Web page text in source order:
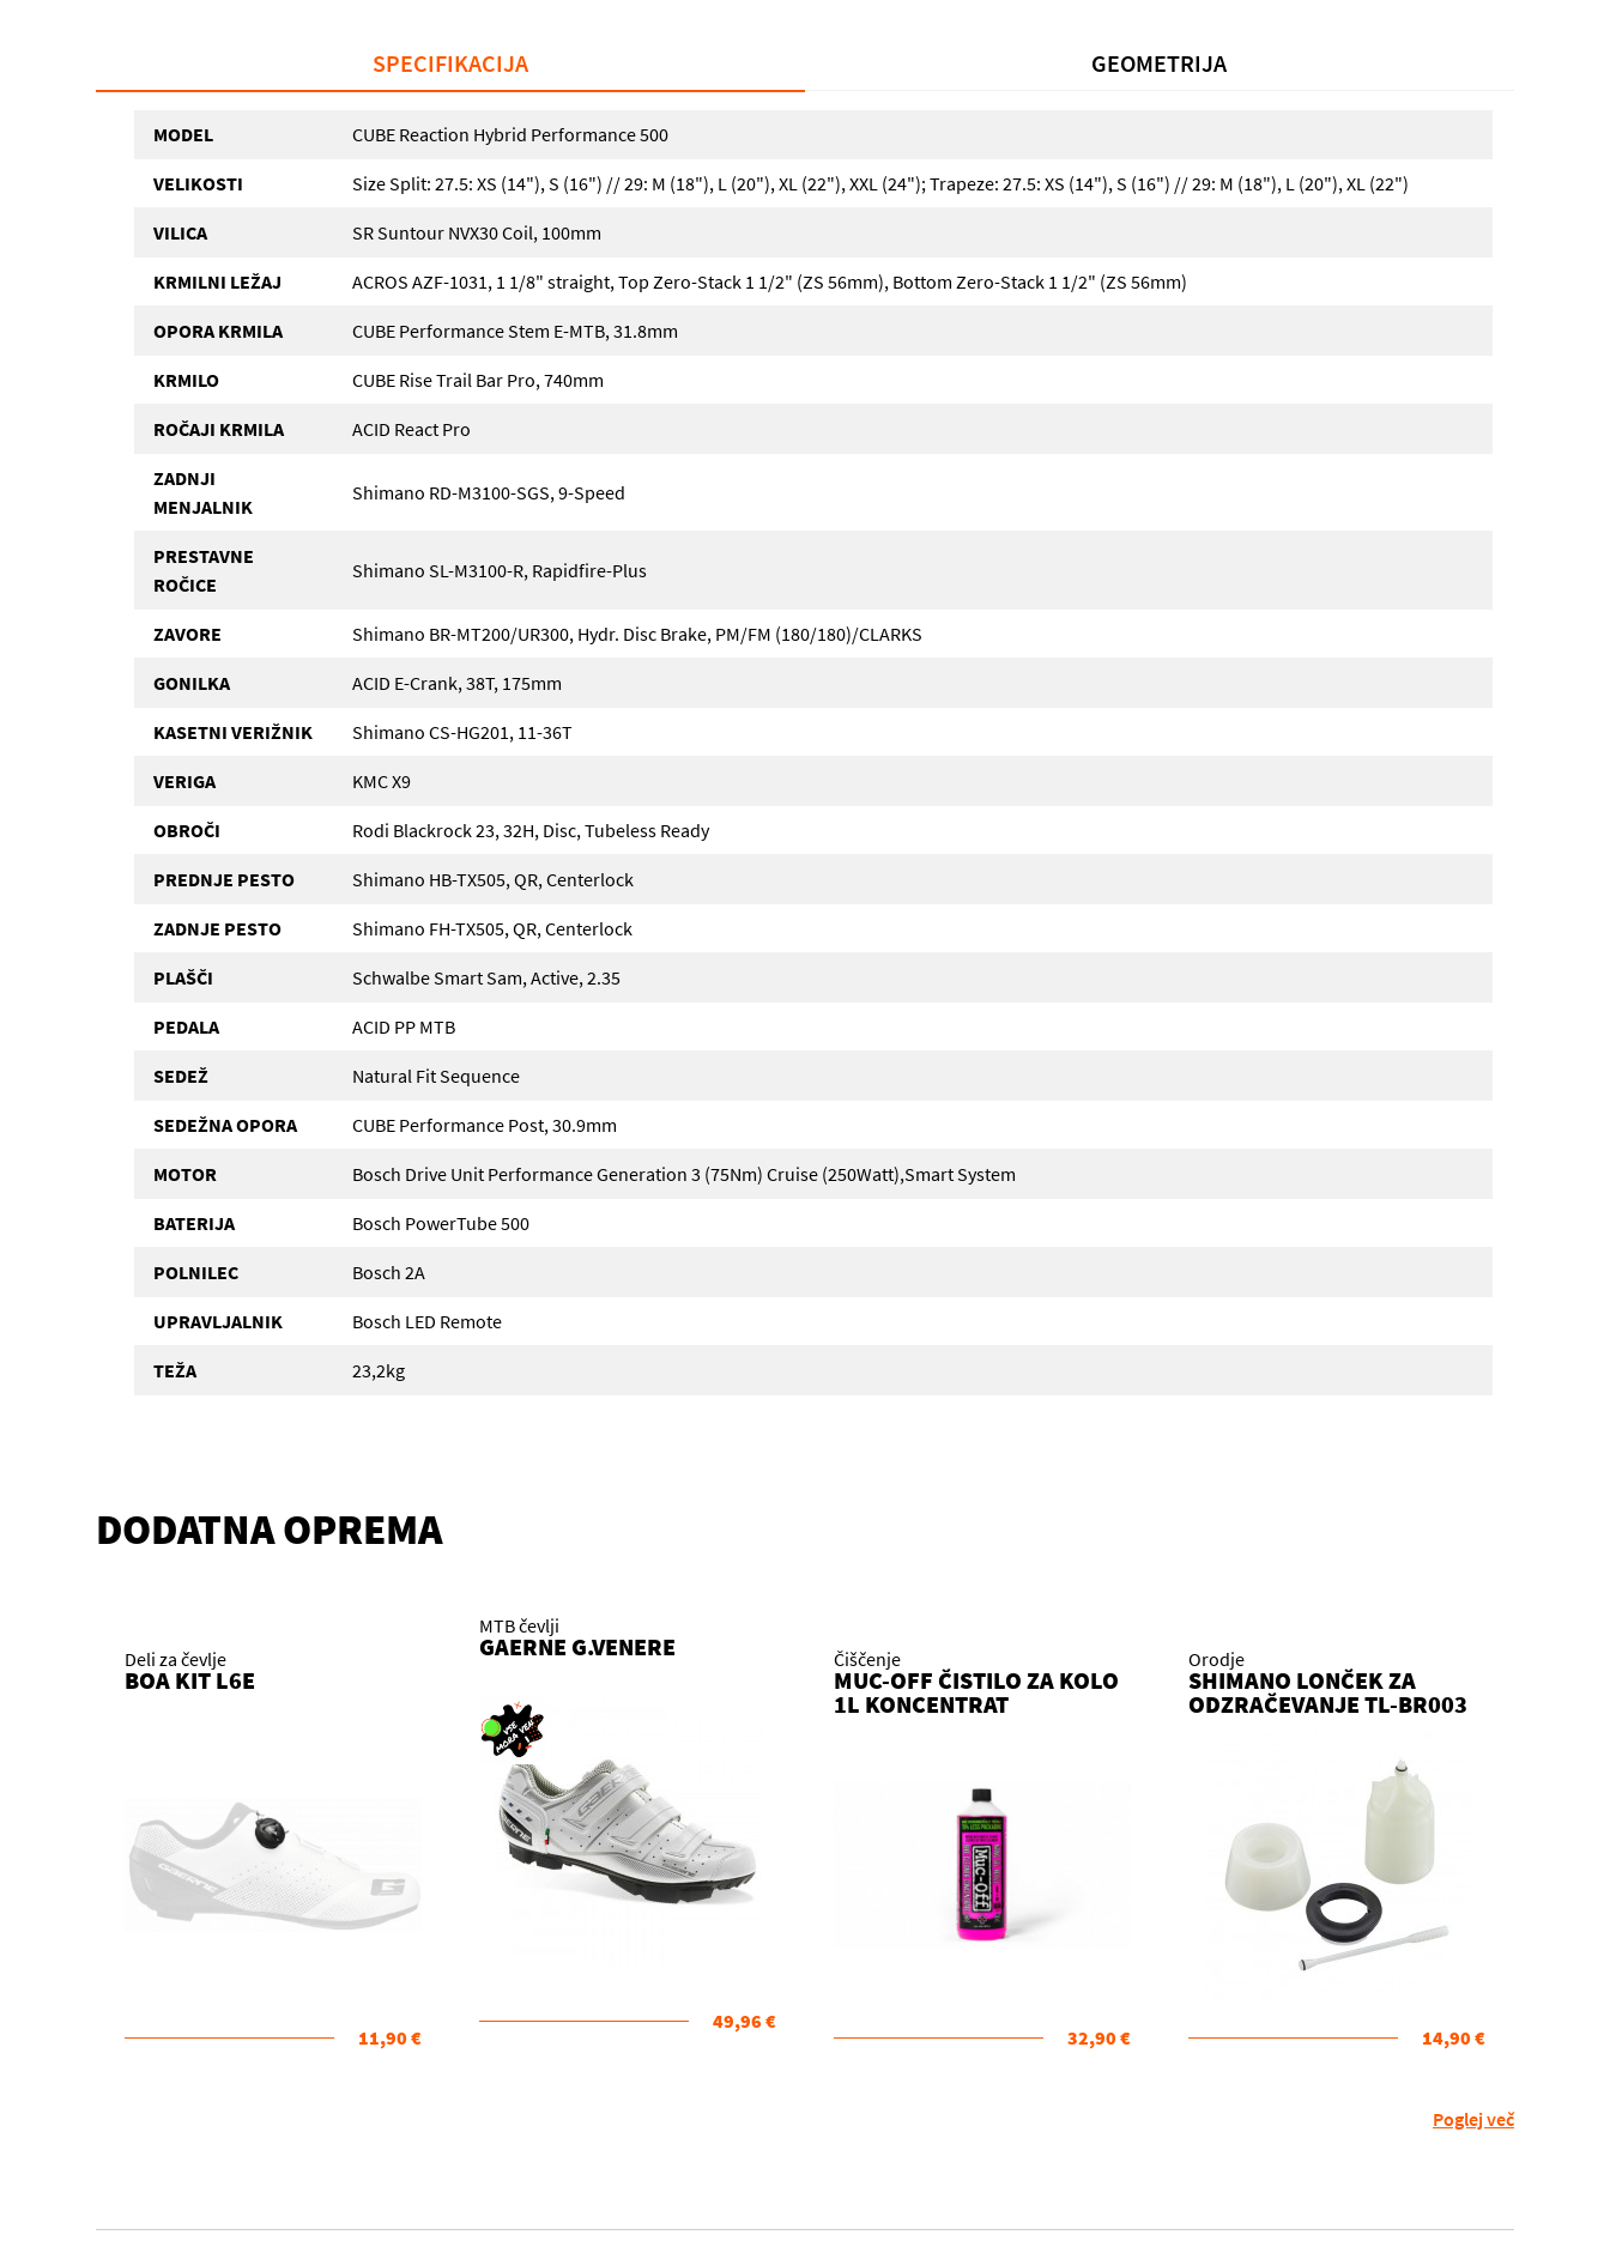
SPECIFIKACIJA GEOMETRIJA
MODEL CUBE Reaction Hybrid Performance 500
VELIKOSTI Size Split: 27.5: XS (14"), S (16") // 29: M (18"), L (20"), XL (22"), XXL (24"); Trapeze: 27.5: XS (14"), S (16") // 29: M (18"), L (20"), XL (22")
VILICA SR Suntour NVX30 Coil, 100mm
KRMILNI LEŽAJ ACROS AZF-1031, 1 1/8" straight, Top Zero-Stack 1 1/2" (ZS 56mm), Bottom Zero-Stack 1 1/2" (ZS 56mm)
OPORA KRMILA CUBE Performance Stem E-MTB, 31.8mm
KRMILO CUBE Rise Trail Bar Pro, 740mm
ROČAJI KRMILA ACID React Pro
ZADNJI
MENJALNIK
Shimano RD-M3100-SGS, 9-Speed
PRESTAVNE
ROČICE
Shimano SL-M3100-R, Rapidfire-Plus
ZAVORE Shimano BR-MT200/UR300, Hydr. Disc Brake, PM/FM (180/180)/CLARKS
GONILKA ACID E-Crank, 38T, 175mm
KASETNI VERIŽNIK Shimano CS-HG201, 11-36T
VERIGA KMC X9
OBROČI Rodi Blackrock 23, 32H, Disc, Tubeless Ready
PREDNJE PESTO Shimano HB-TX505, QR, Centerlock
ZADNJE PESTO Shimano FH-TX505, QR, Centerlock
PLAŠČI Schwalbe Smart Sam, Active, 2.35
PEDALA ACID PP MTB
SEDEŽ Natural Fit Sequence
SEDEŽNA OPORA CUBE Performance Post, 30.9mm
MOTOR Bosch Drive Unit Performance Generation 3 (75Nm) Cruise (250Watt),Smart System
BATERIJA Bosch PowerTube 500
POLNILEC Bosch 2A
UPRAVLJALNIK Bosch LED Remote
TEŽA 23,2kg
DODATNA OPREMA
Deli za čevlje
BOA KIT L6E
11,90 €
MTB čevlji
GAERNE G.VENERE
49,96 €
Čiščenje
MUC-OFF ČISTILO ZA KOLO
1L KONCENTRAT
32,90 €
Orodje
SHIMANO LONČEK ZA
ODZRAČEVANJE TL-BR003
14,90 €
Poglej več